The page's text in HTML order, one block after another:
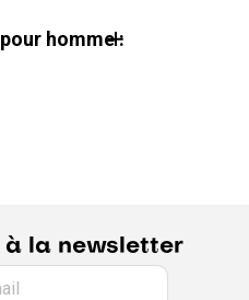
homme :
à la newsletter